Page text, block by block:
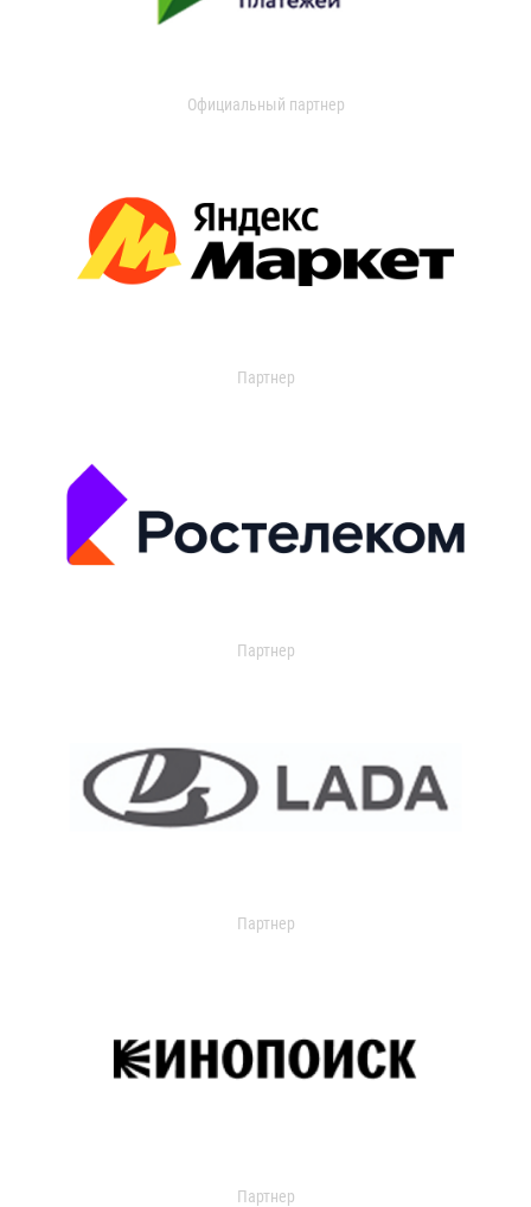
Официальный партнер
Партнер
Партнер
Партнер
Партнер